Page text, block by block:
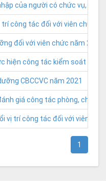
của người có chức vụ,
trí công tác đối với viên chức
đối với viên chức năm 2021
hiện công tác kiểm soát tài
CBCCVC năm 2021
giá công tác phòng, chống
vị trí công tác đối với viên
1